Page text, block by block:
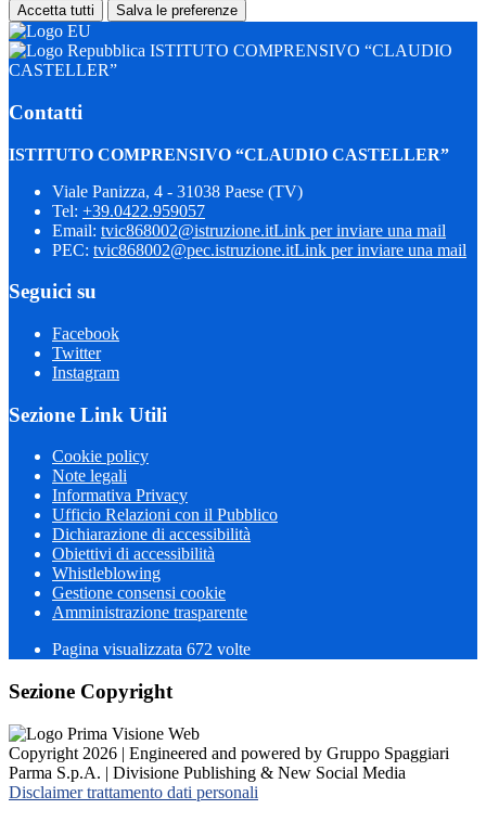
Accetta tutti Salva le preferenze
ISTITUTO COMPRENSIVO “CLAUDIO
CASTELLER”
Contatti
ISTITUTO COMPRENSIVO “CLAUDIO CASTELLER”
Viale Panizza, 4 - 31038 Paese (TV)
Tel: +39.0422.959057
Email: tvic868002@istruzione.itLink per inviare una mail
PEC: tvic868002@pec.istruzione.itLink per inviare una mail
Seguici su
Facebook
Twitter
Instagram
Sezione Link Utili
Cookie policy
Note legali
Informativa Privacy
Ufficio Relazioni con il Pubblico
Dichiarazione di accessibilità
Obiettivi di accessibilità
Whistleblowing
Gestione consensi cookie
Amministrazione trasparente
Pagina visualizzata 672 volte
Sezione Copyright
Copyright 2026 | Engineered and powered by Gruppo Spaggiari
Parma S.p.A. | Divisione Publishing & New Social Media
Disclaimer trattamento dati personali